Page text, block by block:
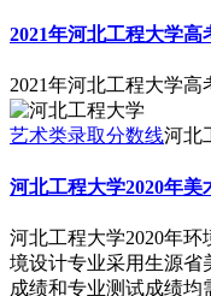
2021年河北工程大学高
2021年河北工程大学高
艺术类录取分数线河北
河北工程大学2020年
河北工程大学2020年
境设计专业采用生源省
成绩和专业测试成绩均